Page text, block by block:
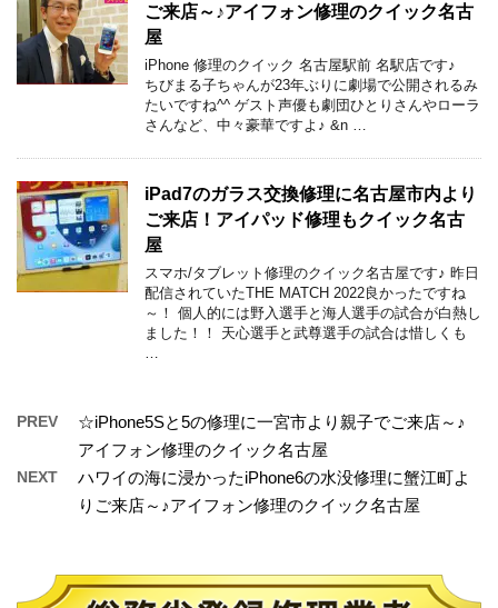
ご来店～♪アイフォン修理のクイック名古
屋
iPhone 修理のクイック 名古屋駅前 名駅店です♪
ちびまる子ちゃんが23年ぶりに劇場で公開されるみ
たいですね^^ ゲスト声優も劇団ひとりさんやローラ
さんなど、中々豪華ですよ♪ &n …
iPad7のガラス交換修理に名古屋市内より
ご来店！アイパッド修理もクイック名古
屋
スマホ/タブレット修理のクイック名古屋です♪ 昨日
配信されていたTHE MATCH 2022良かったですね
～！ 個人的には野入選手と海人選手の試合が白熱し
ました！！ 天心選手と武尊選手の試合は惜しくも
PREV
☆iPhone5Sと5の修理に一宮市より親子でご来店～♪
アイフォン修理のクイック名古屋
NEXT
ハワイの海に浸かったiPhone6の水没修理に蟹江町よ
りご来店～♪アイフォン修理のクイック名古屋